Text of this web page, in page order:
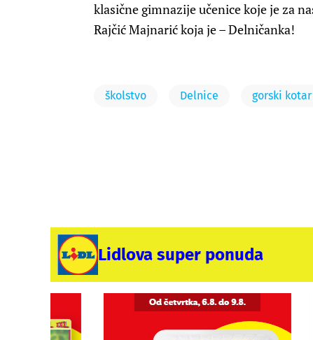
klasične gimnazije učenice koje je za
Rajčić Majnarić koja je – Delničanka!
školstvo Delnice gorski kotar
Lidlova super ponuda